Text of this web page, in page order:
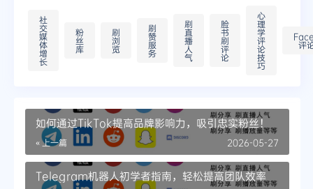
社
交
媒
体
增
长
粉
丝
库
刷
浏
览
刷
赞
服
务
刷
直
播
人
气
脸
书
刷
评
论
心
理
学
评
论
技
巧
评
如何通过TikTok提高品牌影响力，吸引忠实粉丝！
« 上一篇 2026-05-27
Telegram机器人初学者指南，轻松提高团队效率